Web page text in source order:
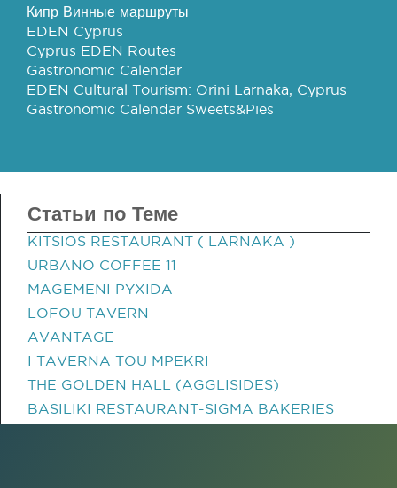
Кипр Винные маршруты
EDEN Cyprus
Cyprus EDEN Routes
Gastronomic Calendar
EDEN Cultural Tourism: Orini Larnaka, Cyprus
Gastronomic Calendar Sweets&Pies
Статьи по Теме
KITSIOS RESTAURANT ( LARNAKA )
URBANO COFFEE 11
MAGEMENI PYXIDA
LOFOU TAVERN
AVANTAGE
I TAVERNA TOU MPEKRI
THE GOLDEN HALL (AGGLISIDES)
BASILIKI RESTAURANT-SIGMA BAKERIES